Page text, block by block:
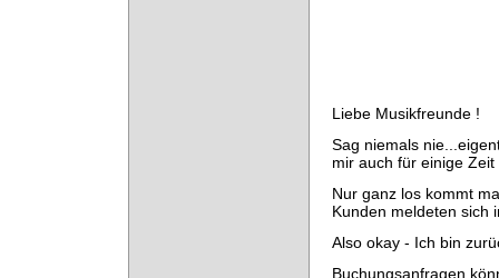
Liebe Musikfreunde !
Sag niemals
mir auch für einige
Nur ganz los kommt
Kunden meldeten sich
Also okay - Ich bin
Buchungsanfragen